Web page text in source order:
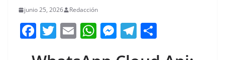
junio 25, 2026 Redacción
F T E W M T